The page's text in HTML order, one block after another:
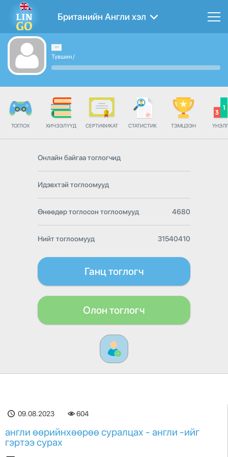
Британийн Англи хэл
Түвшин/
ТОГЛОХ ХИЧЭЭЛҮҮД СЕРТИФИКАТ СТАТИСТИК ТЭМЦЭЭН
Онлайн байгаа тоглогчид
Идэвхтэй тоглоомууд
Өнөөдөр тоглосон тоглоомууд 4680
Нийт тоглоомууд 31540410
Ганц тоглогч
Олон тоглогч
09.08.2023 604
англи өөрийнхөөрөө суралцах - англи -ийг
гэртээ сурах